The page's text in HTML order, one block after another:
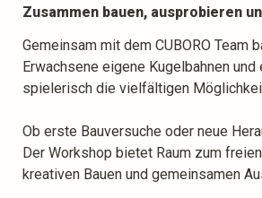
Zusammen bauen, ausprobieren
Gemeinsam mit dem CUBORO Team
Erwachsene eigene Kugelbahnen und
spielerisch die vielfältigen
Ob erste Bauversuche oder neue
Der Workshop bietet Raum zum
kreativen Bauen und gemeinsamen